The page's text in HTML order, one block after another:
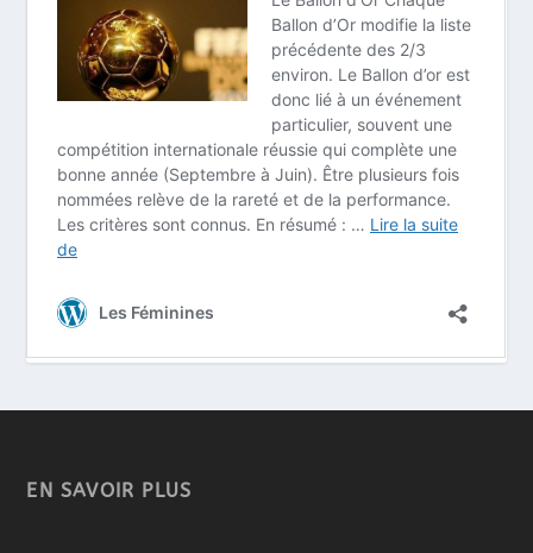
EN SAVOIR PLUS